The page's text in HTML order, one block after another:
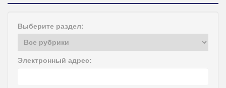
Выберите раздел:
Электронный адрес: